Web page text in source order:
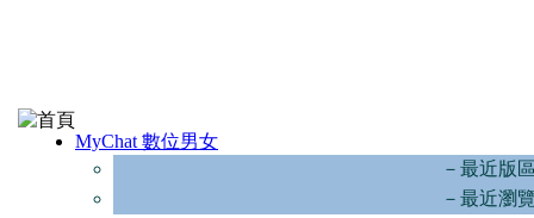
MyChat 數位男女
－最近版
－最近瀏